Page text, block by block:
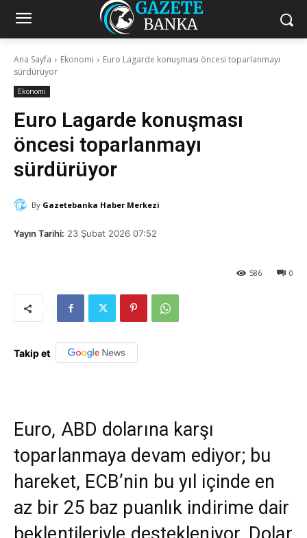
Ana Sayfa Ekonomi
Euro Lagarde konuşması öncesi toparlanmayı
sürdürüyor
Ekonomi
Euro Lagarde konuşması
öncesi toparlanmayı
sürdürüyor
By Gazetebanka Haber Merkezi
Yayın Tarihi: 23 Şubat 2026 07:52
0
586
Takip et
Euro, ABD dolarına karşı
toparlanmaya devam ediyor; bu
hareket, ECB’nin bu yıl içinde en
az bir 25 baz puanlık indirime dair
beklentileriyle destekleniyor. Dolar